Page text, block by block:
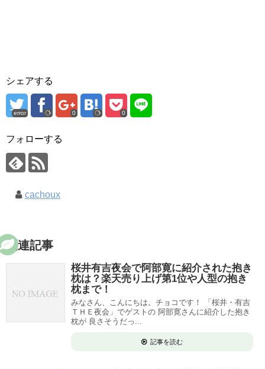
シェアする
error 0 0
フォローする
cachoux
関連記事
桜井有吉夜会で阿部寛に紹介された抱き
枕は？楽天売り上げ第1位や人型の抱き
枕まで！
みなさん、こんにちは。チョコです！ 「桜井・有吉
ＴＨＥ夜会」でゲストの 阿部寛さんに紹介した抱き
枕が 良さそうだっ...
記事を読む